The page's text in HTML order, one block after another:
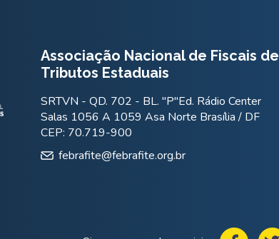
Associação Nacional de Fiscais de
Tributos Estaduais
SRTVN - QD. 702 - BL. "P"Ed. Rádio Center
Salas 1056 A 1059 Asa Norte Brasília / DF
CEP: 70.719-900
febrafite@febrafite.org.br